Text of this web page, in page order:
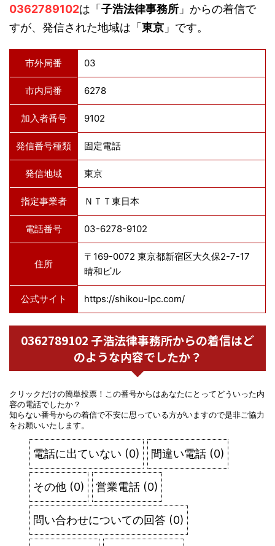
0362789102は「 子浩法律事務所 」からの着信で
すが、発信された地域は「 東京 」です。
市外局番 03
市内局番 6278
加入者番号 9102
発信番号種類 固定電話
発信地域 東京
指定事業者 ＮＴＴ東日本
電話番号 03-6278-9102
住所
〒169-0072 東京都新宿区大久保2-7-17
晴和ビル
公式サイト https://shikou-lpc.com/
0362789102 子浩法律事務所からの着信はど
のような内容でしたか？
クリックだけの簡単投票！この番号からはあなたにとってどういった内
容の電話でしたか？
知らない番号からの着信で不安に思っている方がいますので是非ご協力
をお願いいたします。
電話に出ていない (0) 間違い電話 (0)
その他 (0) 営業電話 (0)
問い合わせについての回答 (0)